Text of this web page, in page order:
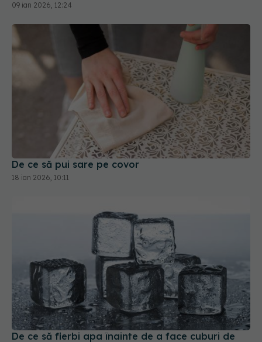
09 ian 2026, 12:24
De ce să pui sare pe covor
18 ian 2026, 10:11
De ce să fierbi apa înainte de a face cuburi de